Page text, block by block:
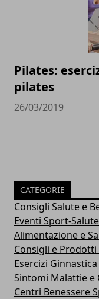
Pilates:
pilates
26/03/2019
CATEGORIE
Consigli Salute e
Eventi Sport-
Alimentazione e
Consigli e Prodotti
Esercizi Ginnastica
Sintomi Malattie e
Centri Benessere